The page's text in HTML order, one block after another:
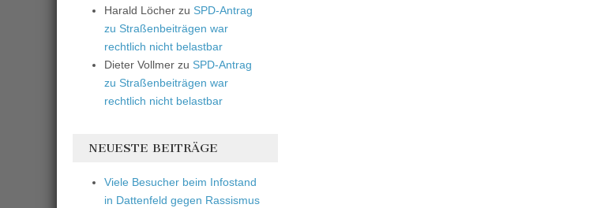
Harald Löcher zu SPD-Antrag
zu Straßenbeiträgen war
rechtlich nicht belastbar
Dieter Vollmer zu SPD-Antrag
zu Straßenbeiträgen war
rechtlich nicht belastbar
NEUESTE BEITRÄGE
Viele Besucher beim Infostand
in Dattenfeld gegen Rassismus